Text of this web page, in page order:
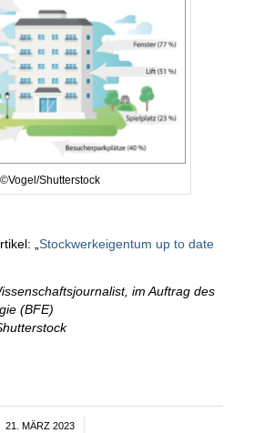
©Vogel/Shutterstock
„ Stockwerkeigentum up to date
im Auftrag des
(BFE)
21. MÄRZ 2023
/